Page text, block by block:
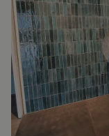
071 579 43
(Leiden)